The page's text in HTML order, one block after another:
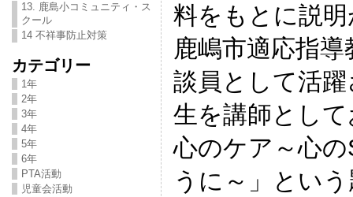
13. 鹿島小コミュニティ・ス
クール
14 不祥事防止対策
カテゴリー
1年
2年
3年
4年
5年
6年
PTA活動
児童会活動
料をもとに説
鹿嶋市適応指
談員として活
生を講師とし
心のケア～心
うに～」とい